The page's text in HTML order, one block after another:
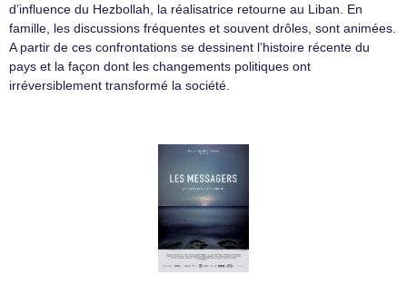
d’influence du Hezbollah, la réalisatrice retourne au Liban. En
famille, les discussions fréquentes et souvent drôles, sont animées.
A partir de ces confrontations se dessinent l’histoire récente du
pays et la façon dont les changements politiques ont
irréversiblement transformé la société.